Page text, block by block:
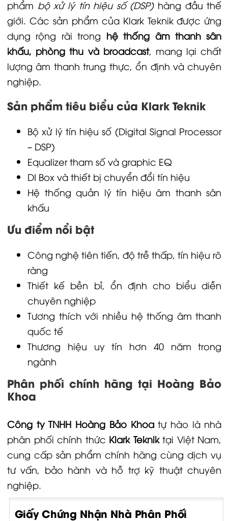
phẩm bộ xử lý tín hiệu số (DSP)hàng đầu thế
giới. Các sản phẩm của Klark Teknik được ứng
dụng rộng rãi trong hệ thống âm thanh sân
khấu, phòng thu và broadcast, mang lại chất
lượng âm thanh trung thực, ổn định và chuyên
nghiệp.
Sản phẩm tiêu biểu của Klark Teknik
Bộ xử lý tín hiệu số (Digital Signal Processor
– DSP)
Equalizer tham số và graphic EQ
DI Box và thiết bị chuyển đổi tín hiệu
Hệ thống quản lý tín hiệu âm thanh sân
khấu
Ưu điểm nổi bật
Công nghệ tiên tiến, độ trễ thấp, tín hiệu rõ
ràng
Thiết kế bền bỉ, ổn định cho biểu diễn
chuyên nghiệp
Tương thích với nhiều hệ thống âm thanh
quốc tế
Thương hiệu uy tín hơn 40 năm trong
ngành
Phân phối chính hãng tại Hoàng Bảo
Khoa
Công ty TNHH Hoàng Bảo Khoatự hào là nhà
phân phối chính thức Klark Tekniktại Việt Nam,
cung cấp sản phẩm chính hãng cùng dịch vụ
tư vấn, bảo hành và hỗ trợ kỹ thuật chuyên
nghiệp.
Giấy Chứng Nhận Nhà Phân Phối